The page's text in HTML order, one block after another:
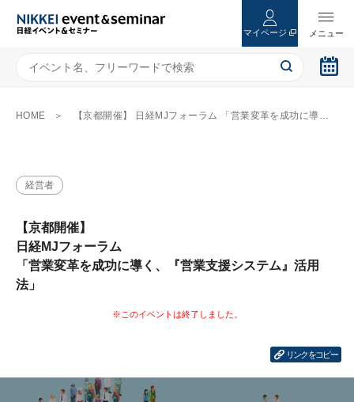
マイページ
HOME 【京都開催】 日経MJフォーラム 「営業変革を成功に導く、『営業支援システム』活用法」
経営者
【京都開催】
日経MJフォーラム
「営業変革を成功に導く、『営業支援システム』活用
法」
リンクをコピー